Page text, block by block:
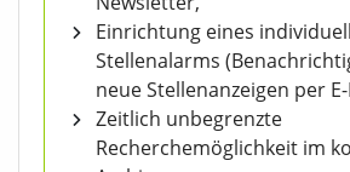
Einrichtung eines
Stellenalarms
neue Stellenanzeigen per
Zeitlich unbegrenzte
Recherchemöglichkeit im